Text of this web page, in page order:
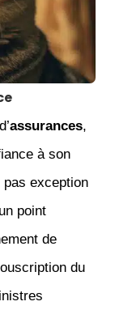
assurances,
à son
pas exception
point
de
du